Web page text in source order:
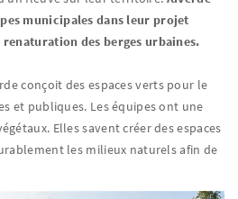
municipales dans leur projet
des berges urbaines.
conçoit des espaces verts pour le
et publiques. Les équipes ont une
Elles savent créer des espaces
les milieux naturels afin de